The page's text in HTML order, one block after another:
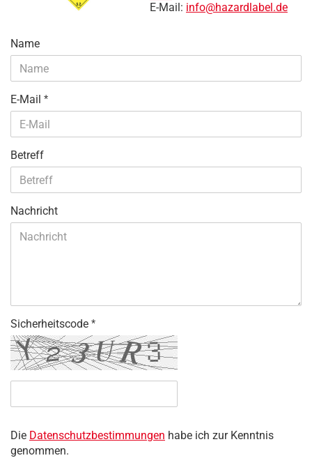
E-Mail: info@hazardlabel.de
Kontakt
Name
E-Mail
Betreff
Nachricht
Sicherheitscode
Datenschutzbestimmungen
Die Datenschutzbestimmungen habe ich zur Kenntnis
genommen.